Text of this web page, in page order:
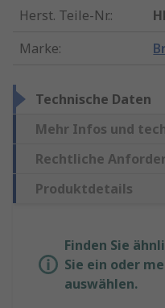
Herst. Teile-Nr.:
Marke:
Technische Daten
Mehr Infos und
Rechtliche
Produktdetails
Finden Sie
Sie ein oder
auswählen.